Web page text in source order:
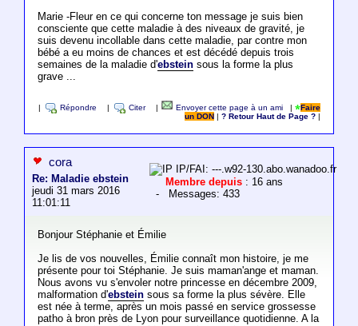
Marie -Fleur en ce qui concerne ton message je suis bien
consciente que cette maladie à des niveaux de gravité, je
suis devenu incollable dans cette maladie, par contre mon
bébé a eu moins de chances et est décédé depuis trois
semaines de la maladie d'ebsteinsous la forme la plus
grave ...
Répondre Citer Envoyer cette page à un ami |
Faire
un DON
|? Retour Haut de Page ?
cora
Re: Maladie ebstein
jeudi 31 mars 2016
11:01:11
IP/FAI: ---.w92-130.abo.wanadoo.fr
Membre depuis : 16 ans
- Messages: 433
Bonjour Stéphanie et Émilie
Je lis de vos nouvelles, Émilie connaît mon histoire, je me
présente pour toi Stéphanie. Je suis maman'ange et maman.
Nous avons vu s'envoler notre princesse en décembre 2009,
malformation d'ebsteinsous sa forme la plus sévère. Elle
est née à terme, après un mois passé en service grossesse
patho à bron près de Lyon pour surveillance quotidienne. A la